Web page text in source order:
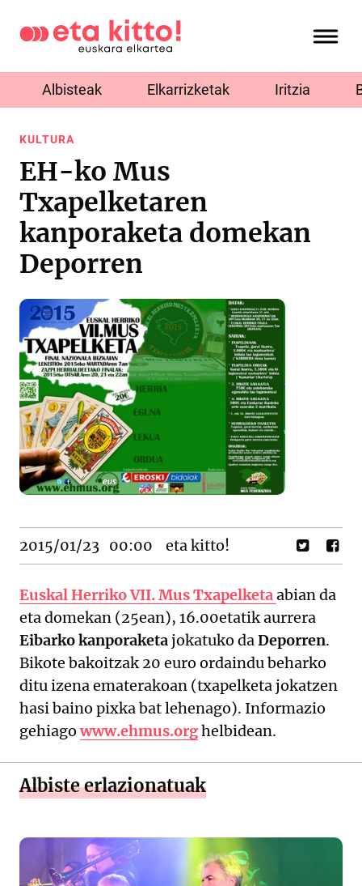
Albisteak Elkarrizketak Iritzia
KULTURA
EH-ko Mus
Txapelketaren
kanporaketa domekan
Deporren
2015/01/23 00:00 eta kitto!
Euskal Herriko VII. Mus Txapelketaabian da
eta domekan (25ean), 16.00etatik aurrera
Eibarko kanporaketajokatuko daDeporren.
Bikote bakoitzak 20 euro ordaindu beharko
ditu izena ematerakoan (txapelketa jokatzen
hasi baino pixka bat lehenago). Informazio
gehiagowww.ehmus.orghelbidean.
Albiste erlazionatuak